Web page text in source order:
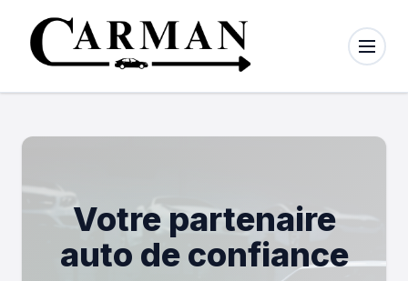
Nous
contacter
À propos
Votre partenaire
auto de confiance